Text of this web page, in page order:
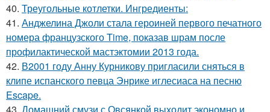
40. Треугольные котлетки. Ингредиенты:
41. Анджелина Джоли стала героиней первого печатного
номера французского Time, показав шрам после
профилактической мастэктомии 2013 года.
42. В2001 году Анну Курникову пригласили сняться в
клипе испанского певца Энрике иглесиаса на песню
Escape.